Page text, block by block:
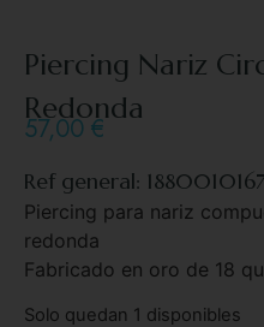
Piercing Nariz
Redonda
57,00€
Ref general:
Piercing para nariz
redonda
Fabricado en oro de 18
Solo quedan 1 disponibles